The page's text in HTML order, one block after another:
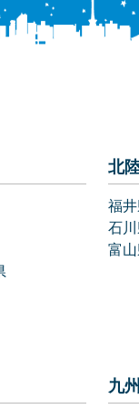
北
福
石
富
九州